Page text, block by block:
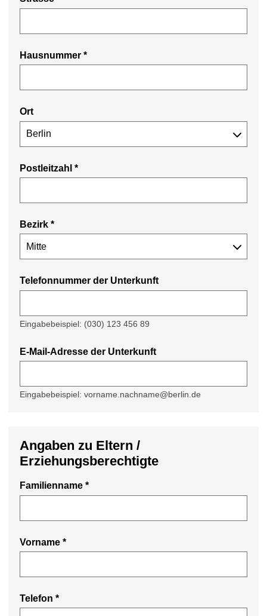
Hausnummer *
Ort
Postleitzahl *
Bezirk *
Telefonnummer der Unterkunft
Eingabebeispiel: (030) 123 456 89
E-Mail-Adresse der Unterkunft
Eingabebeispiel: vorname.nachname@berlin.de
Angaben zu Eltern /
Erziehungsberechtigte
Familienname *
Vorname *
Telefon *